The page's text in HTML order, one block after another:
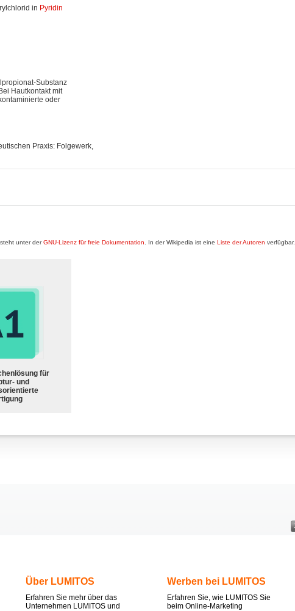
in Pyridin
Substanz
Hautkontakt mit
oder
Praxis: Folgewerk,
unter derGNU-Lizenz für freie Dokumentation . In der Wikipedia ist eine Liste der Autoren verfügbar.
für
und
Über LUMITOS
Erfahren Sie mehr über das
Unternehmen LUMITOS und
Werben bei LUMITOS
Erfahren Sie, wie LUMITOS Sie
beim Online-Marketing